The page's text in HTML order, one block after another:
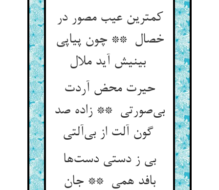
کمترین عیب مصور در
خصال ** چون پیاپی
بینیش آید ملال
حیرت محض آردت
بی‌صورتی ** زاده صد
گون آلت از بی‌آلتی
بی ز دستی دست‌ها
بافد همی ** جان